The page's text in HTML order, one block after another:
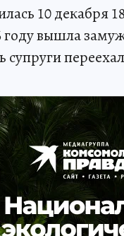
10 декабря
вышла